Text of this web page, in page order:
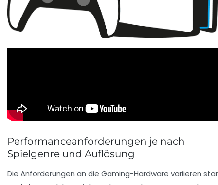
Performanceanforderungen je nach
Spielgenre und Auflösung
Die Anforderungen an die Gaming-Hardware variieren